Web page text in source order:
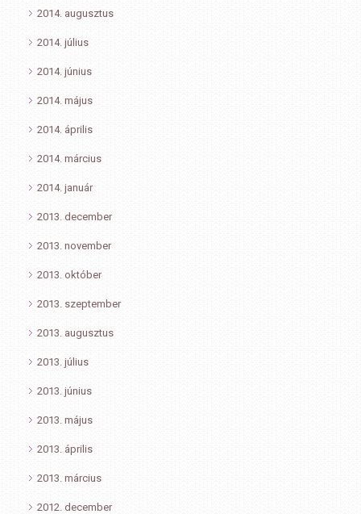
2014. augusztus
2014. július
2014. június
2014. május
2014. április
2014. március
2014. január
2013. december
2013. november
2013. október
2013. szeptember
2013. augusztus
2013. július
2013. június
2013. május
2013. április
2013. március
2012. december